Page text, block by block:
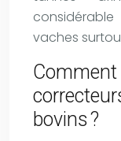
vaches
Comment
bovins ?